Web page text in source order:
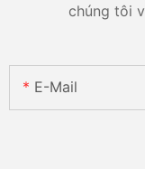
chúng tôi
E-Mail